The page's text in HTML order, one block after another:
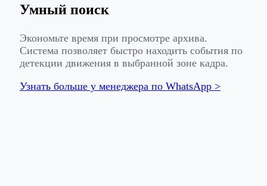
Умный поиск
Экономьте время при просмотре архива.
Система позволяет быстро находить события по
детекции движения в выбранной зоне кадра.
Узнать больше у менеджера по WhatsApp >